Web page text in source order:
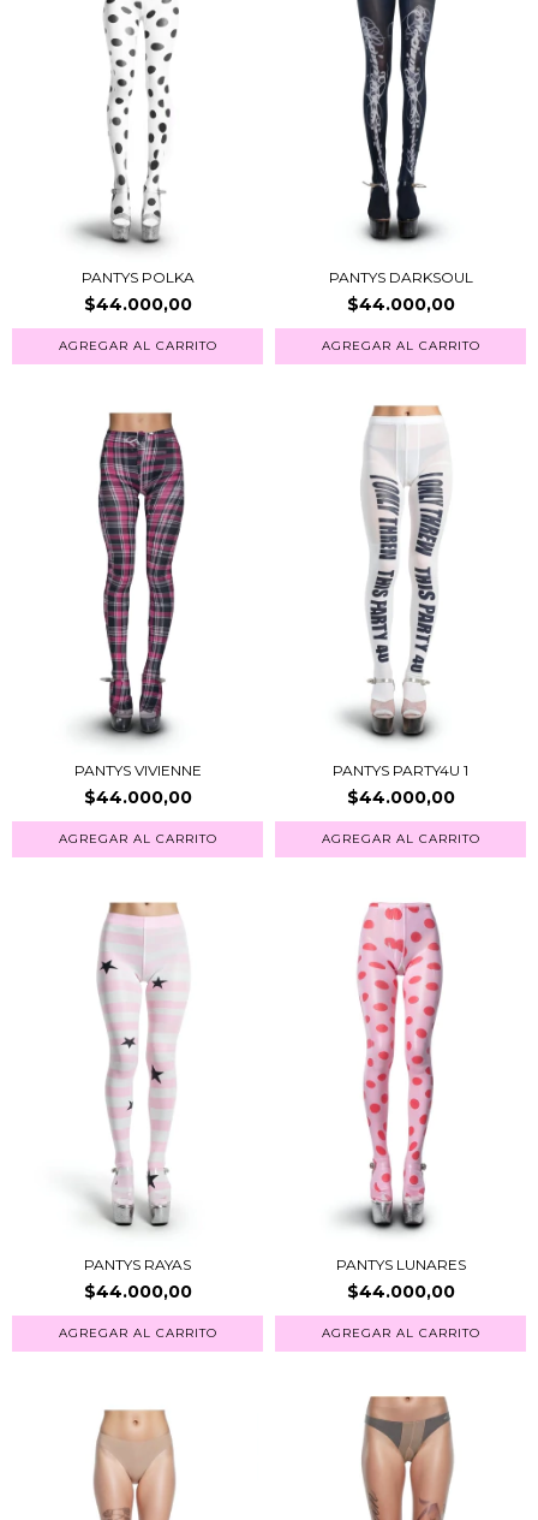
PANTYS POLKA
$44.000,00
PANTYS DARKSOUL
$44.000,00
AGREGAR AL CARRITO
PANTYS VIVIENNE
$44.000,00
AGREGAR AL CARRITO
PANTYS PARTY4U 1
$44.000,00
AGREGAR AL CARRITO
PANTYS RAYAS
$44.000,00
AGREGAR AL CARRITO
PANTYS LUNARES
$44.000,00
AGREGAR AL CARRITO